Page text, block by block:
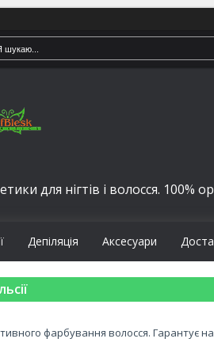
для нігтів і волосся. 100%
Депіляція Аксесуари
фарбування волосся. Гарантує